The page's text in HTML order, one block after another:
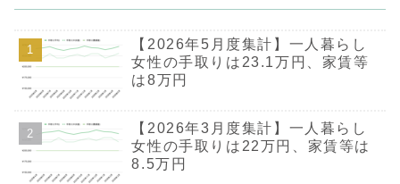
【2026年5月度集計】一人暮らし
女性の手取りは23.1万円、家賃等
は8万円
【2026年3月度集計】一人暮らし
女性の手取りは22万円、家賃等は
8.5万円